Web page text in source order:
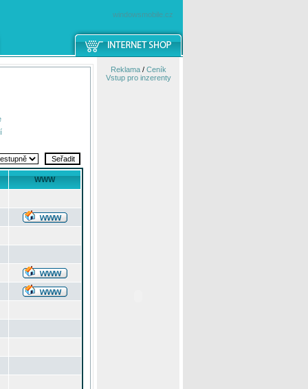
windowsmobile.cz
WWW
Reklama/ Ceník
Vstup pro inzerenty